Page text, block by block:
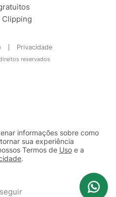
Clipping
Privacidade
reservados
informações sobre como
sua experiência
Termos de Usoe a
.